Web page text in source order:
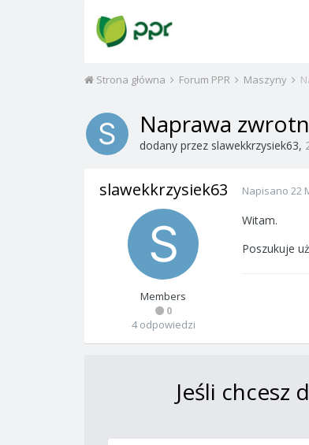
Strona główna Forum PPR Maszyny
Naprawa
dodany przez slawekkrzysiek63,
slawekkrzysiek63
Members
0
4 odpowiedzi
Napisano 22
Witam.
Poszukuje
Jeśli